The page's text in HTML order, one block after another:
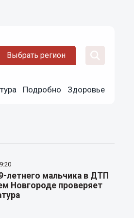
Выбрать регион
Подробно Здоровье
летнего мальчика в ДТП
Новгороде проверяет